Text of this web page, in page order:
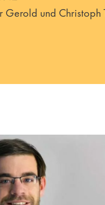
Gerold und Christoph